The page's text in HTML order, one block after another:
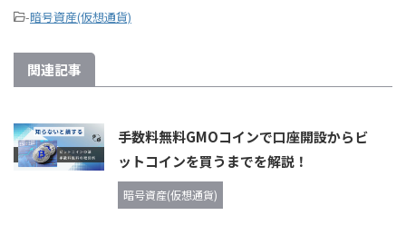
-暗号資産(仮想通貨)
関連記事
手数料無料GMOコインで口座開設からビ
ットコインを買うまでを解説！
暗号資産(仮想通貨)